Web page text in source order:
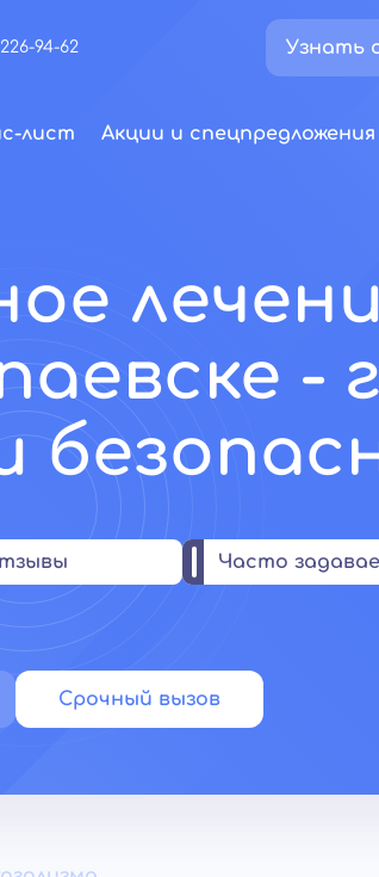
94-62 Узнать
лист Акции и спецпредложения
-
Часто
Срочный вызов